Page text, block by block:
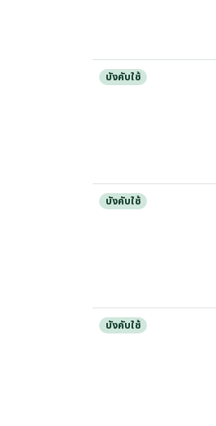
บังคับใช้
บังคับใช้
บังคับใช้